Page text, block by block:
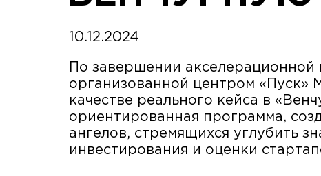
10.12.2024
По завершении
организованной центром
качестве реального кейса в
ориентированная программа,
ангелов, стремящихся углубить
инвестирования и оценки